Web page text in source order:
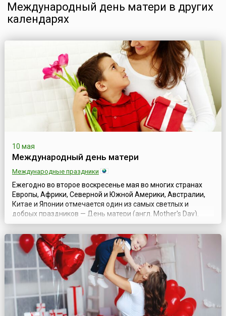
Международный день матери в других
календарях
10 мая
Международный день матери
Международные праздники
Ежегодно во второе воскресенье мая во многих странах
Европы, Африки, Северной и Южной Америки, Австралии,
Китае и Японии отмечается один из самых светлых и
добрых праздников — День матери (англ. Mother's Day).
Этому празднику уже более ста лет. Хотя истоки
празднования Дня матери, возможно, следует искать в
праздниках весны, которые жители античной Греции
посвящали Рее, матери великого бога Зе...